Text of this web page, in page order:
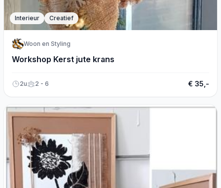
Interieur Creatief
Woon en Styling
Workshop Kerst jute krans
2u 2 - 6 € 35,-